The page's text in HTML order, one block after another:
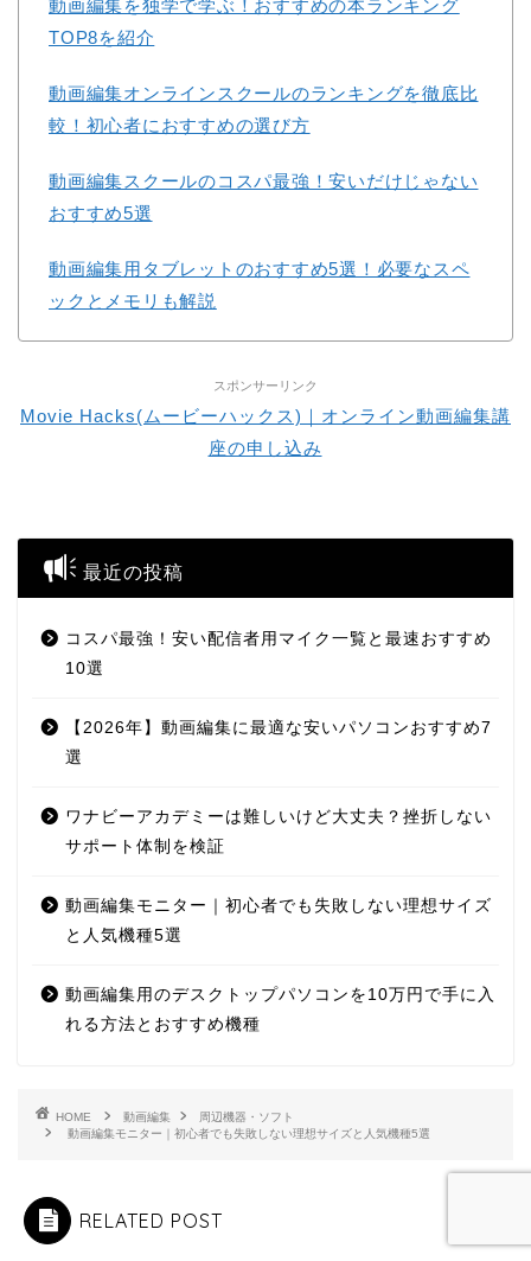
動画編集を独学で学ぶ！おすすめの本ランキング
TOP8を紹介
動画編集オンラインスクールのランキングを徹底比
較！初心者におすすめの選び方
動画編集スクールのコスパ最強！安いだけじゃない
おすすめ5選
動画編集用タブレットのおすすめ5選！必要なスペ
ックとメモリも解説
スポンサーリンク
Movie Hacks(ムービーハックス)｜オンライン動画編集講
座の申し込み
最近の投稿
コスパ最強！安い配信者用マイク一覧と最速おすすめ
10選
【2026年】動画編集に最適な安いパソコンおすすめ7
選
ワナビーアカデミーは難しいけど大丈夫？挫折しない
サポート体制を検証
動画編集モニター｜初心者でも失敗しない理想サイズ
と人気機種5選
動画編集用のデスクトップパソコンを10万円で手に入
れる方法とおすすめ機種
HOME 動画編集
周辺機器・ソフト
動画編集モニター｜初心者でも失敗しない理想サイズと人気機種5選
RELATED POST